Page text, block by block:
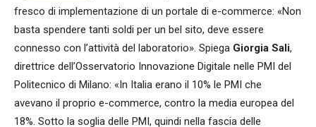
fresco di implementazione di un portale di e-commerce: «Non
basta spendere tanti soldi per un bel sito, deve essere
connesso con l’attività del laboratorio». Spiega Giorgia Sali,
direttrice dell’Osservatorio Innovazione Digitale nelle PMI del
Politecnico di Milano: «In Italia erano il 10% le PMI che
avevano il proprio e-commerce, contro la media europea del
18%. Sotto la soglia delle PMI, quindi nella fascia delle